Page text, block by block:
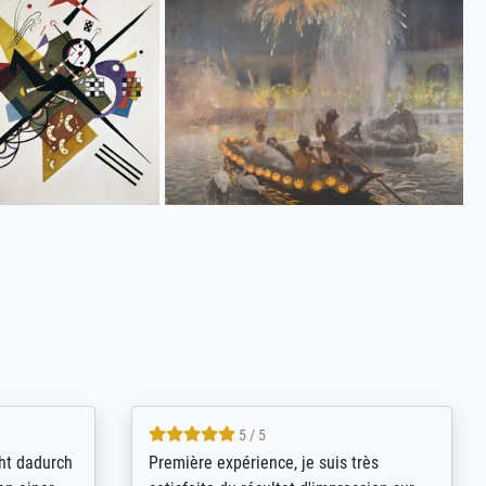
sich
4.8 / 5
Qualité absolument irréprochable.